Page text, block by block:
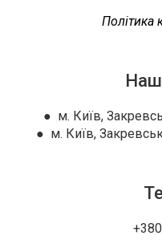
Політика
● м. Київ,
● м. Київ,